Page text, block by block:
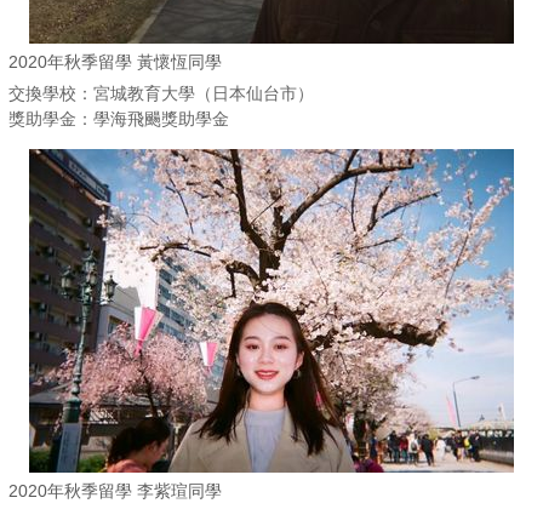
2020年秋季留學 黃懷恆同學
交換學校：宮城教育大學（日本仙台市）
獎助學金：學海飛颺獎助學金
2020年秋季留學 李紫瑄同學